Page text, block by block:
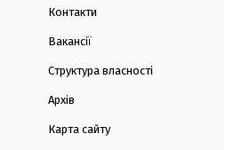
Контакти
Вакансії
Структура власності
Архів
Карта сайту